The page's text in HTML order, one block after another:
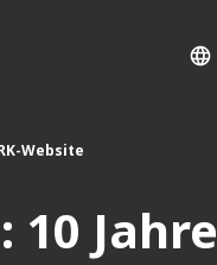
Website
10 Jahre